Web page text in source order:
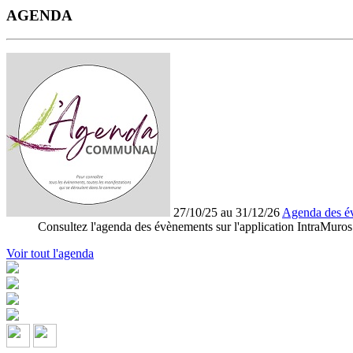
AGENDA
27/10/25 au 31/12/26 Agenda des
Consultez l'agenda des évènements sur l'application IntraMuros
Voir tout l'agenda